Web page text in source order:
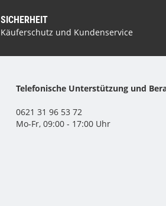
SICHERHEIT
Käuferschutz und Kundenservice
Telefonische Unterstützung und
0621 31 96 53 72
Mo-Fr, 09:00 - 17:00 Uhr